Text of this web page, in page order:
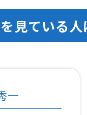
見ている
一